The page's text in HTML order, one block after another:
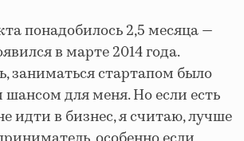
понадобилось 2,5 месяца —
в марте 2014 года.
заниматься стартапом было
для меня. Но если есть
идти в бизнес, я считаю, лучше